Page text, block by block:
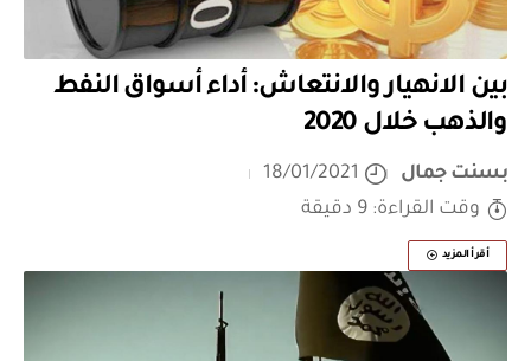
بين الانهيار والانتعاش: أداء أسواق النفط
والذهب خلال 2020
بسنت جمال
18/01/2021
وقت القراءة: 9 دقيقة
أقرأ المزيد